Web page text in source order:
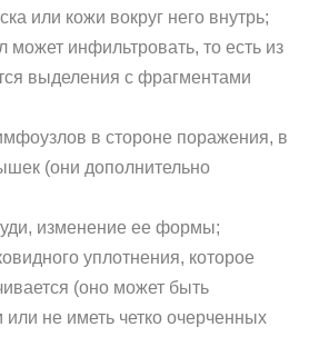
или кожи вокруг него внутрь;
может инфильтровать, то есть из
выделения с фрагментами
в стороне поражения, в
(они дополнительно
изменение ее формы;
уплотнения, которое
(оно может быть
не иметь четко очерченных